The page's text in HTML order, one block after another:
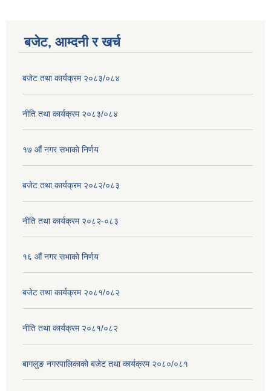
बजेट, आम्दनी र खर्च
बजेट तथा कार्यक्रम २०८३/०८४
नीति तथा कार्यक्रम २०८३/०८४
१७ ‌‍औं नगर सभाकाे निर्णय
बजेट तथा कार्यक्रम २०८२/०८३
नीति तथा कार्यक्रम २०८२-०८३
१६ ‌औं नगर सभाकाे निर्णय
बजेट तथा कार्यक्रम २०८१/०८२
नीति तथा कार्यक्रम २०८१/०८२
बागलुङ नगरपालिकाको बजेट तथा कार्यक्रम २०८०/०८१